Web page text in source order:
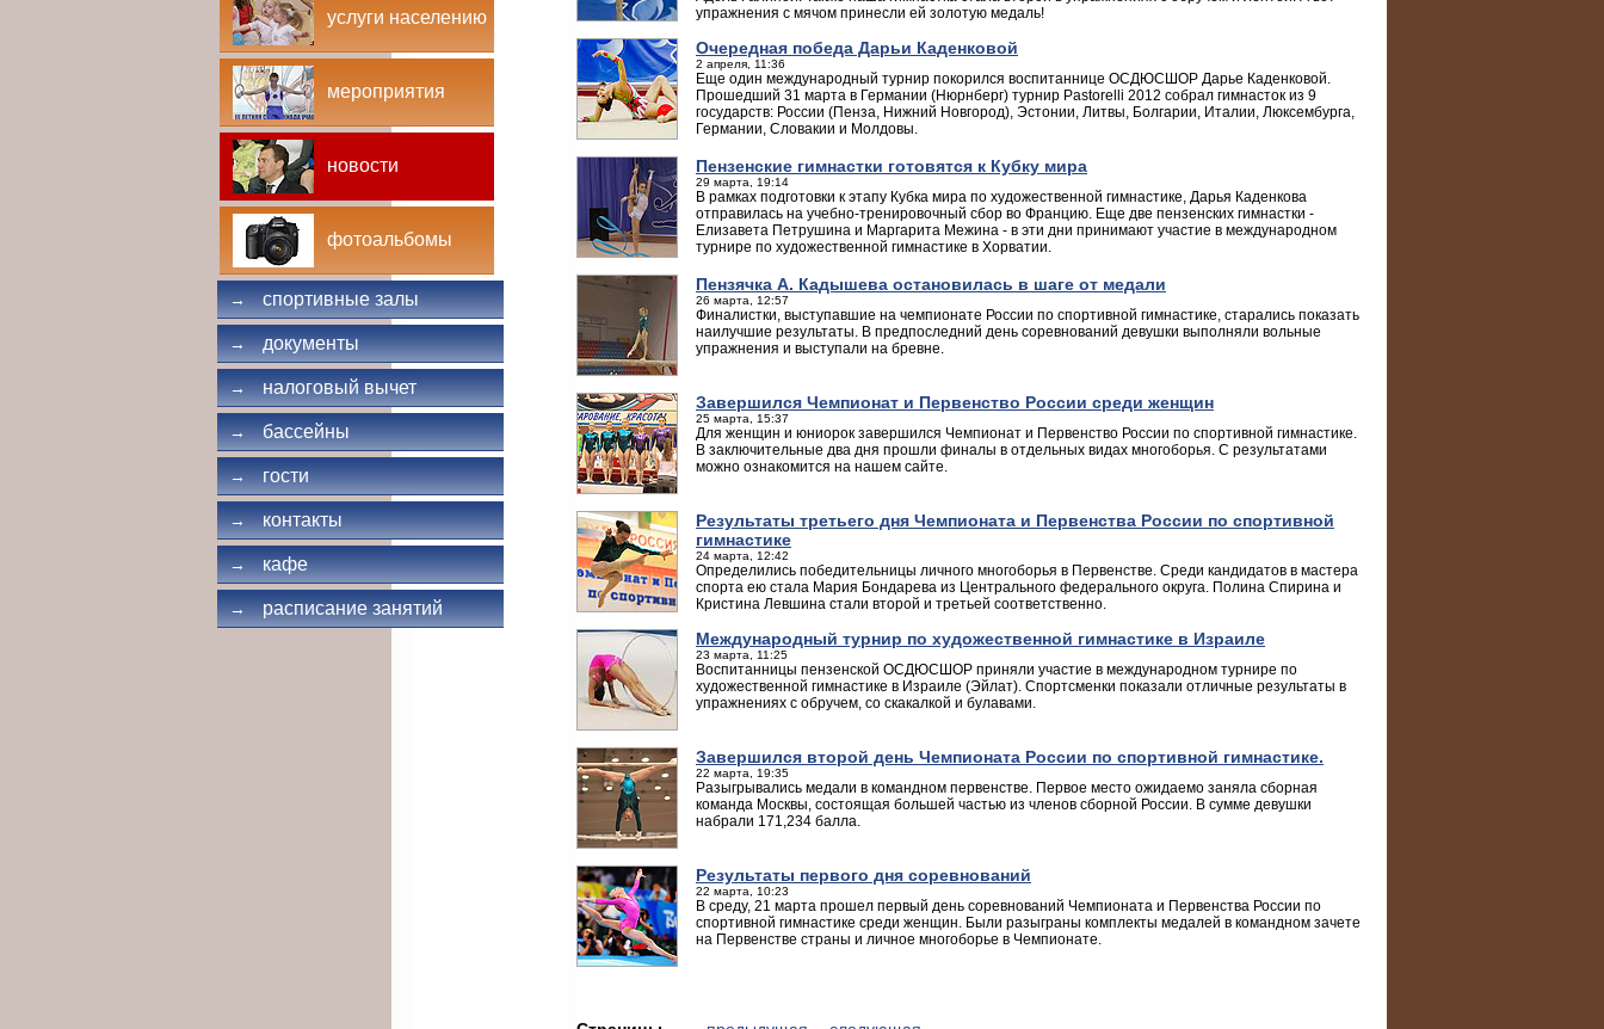
услуги населению
мероприятия
новости
фотоальбомы
→ спортивные залы
→ документы
→ налоговый вычет
→ бассейны
→ гости
→ контакты
→ кафе
→ расписание занятий
упражнения с мячом принесли ей золотую медаль!
Очередная победа Дарьи Каденковой
2 апреля, 11:36
Еще один международный турнир покорился воспитаннице ОСДЮСШОР Дарье Каденковой.
Прошедший 31 марта в Германии (Нюрнберг) турнир Pastorelli 2012 собрал гимнасток из 9
государств: России (Пенза, Нижний Новгород), Эстонии, Литвы, Болгарии, Италии, Люксембурга,
Германии, Словакии и Молдовы.
Пензенские гимнастки готовятся к Кубку мира
29 марта, 19:14
В рамках подготовки к этапу Кубка мира по художественной гимнастике, Дарья Каденкова
отправилась на учебно-тренировочный сбор во Францию. Еще две пензенских гимнастки -
Елизавета Петрушина и Маргарита Межина - в эти дни принимают участие в международном
турнире по художественной гимнастике в Хорватии.
Пензячка А. Кадышева остановилась в шаге от медали
26 марта, 12:57
Финалистки, выступавшие на чемпионате России по спортивной гимнастике, старались показать
наилучшие результаты. В предпоследний день соревнований девушки выполняли вольные
упражнения и выступали на бревне.
Завершился Чемпионат и Первенство России среди женщин
25 марта, 15:37
Для женщин и юниорок завершился Чемпионат и Первенство России по спортивной гимнастике.
В заключительные два дня прошли финалы в отдельных видах многоборья. С результатами
можно ознакомится на нашем сайте.
Результаты третьего дня Чемпионата и Первенства России по спортивной
гимнастике
24 марта, 12:42
Определились победительницы личного многоборья в Первенстве. Среди кандидатов в мастера
спорта ею стала Мария Бондарева из Центрального федерального округа. Полина Спирина и
Кристина Левшина стали второй и третьей соответственно.
Международный турнир по художественной гимнастике в Израиле
23 марта, 11:25
Воспитанницы пензенской ОСДЮСШОР приняли участие в международном турнире по
художественной гимнастике в Израиле (Эйлат). Спортсменки показали отличные результаты в
упражнениях с обручем, со скакалкой и булавами.
Завершился второй день Чемпионата России по спортивной гимнастике.
22 марта, 19:35
Разыгрывались медали в командном первенстве. Первое место ожидаемо заняла сборная
команда Москвы, состоящая большей частью из членов сборной России. В сумме девушки
набрали 171,234 балла.
Результаты первого дня соревнований
22 марта, 10:23
В среду, 21 марта прошел первый день соревнований Чемпионата и Первенства России по
спортивной гимнастике среди женщин. Были разыграны комплекты медалей в командном зачете
на Первенстве страны и личное многоборье в Чемпионате.